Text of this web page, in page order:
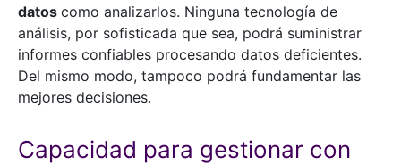
datos como analizarlos. Ninguna tecnología de
análisis, por sofisticada que sea, podrá suministrar
informes confiables procesando datos deficientes.
Del mismo modo, tampoco podrá fundamentar las
mejores decisiones.
Capacidad para gestionar con